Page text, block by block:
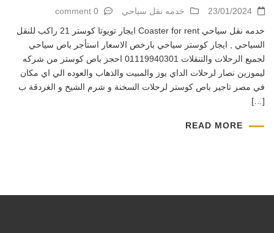
23/01/2024 خدمه نقل سياحي
0 comment
خدمه نقل سياحي Coaster for rent ايجار تويوتا كوستر 21 راكب للنقل
السياحي , ايجار كوستر سياحي بارخص الاسعار استأجر باص سياحي
لجميع الرحلات والتنقلات 01119940301 احجز باص كوستر من شركه
ليموزين نصار لرحلات الداي يوز والمبيت والذهاب والعوده الي اي مكان
في مصر تاجير باص كوستر لرحلات السخنة و شرم الشيخ و الغردقة ب
[…]
READ MORE